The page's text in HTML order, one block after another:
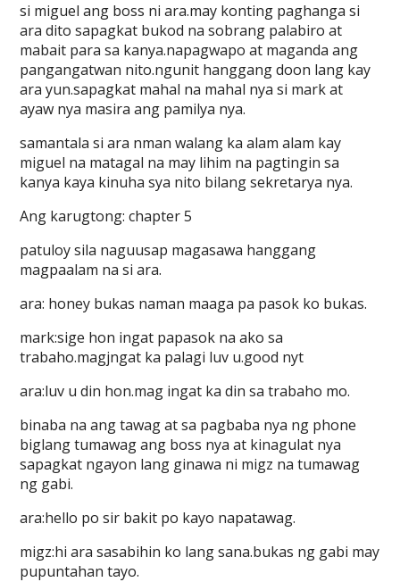
si miguel ang boss ni ara.may konting paghanga si
ara dito sapagkat bukod na sobrang palabiro at
mabait para sa kanya.napagwapo at maganda ang
pangangatwan nito.ngunit hanggang doon lang kay
ara yun.sapagkat mahal na mahal nya si mark at
ayaw nya masira ang pamilya nya.
samantala si ara nman walang ka alam alam kay
miguel na matagal na may lihim na pagtingin sa
kanya kaya kinuha sya nito bilang sekretarya nya.
Ang karugtong: chapter 5
patuloy sila naguusap magasawa hanggang
magpaalam na si ara.
ara: honey bukas naman maaga pa pasok ko bukas.
mark:sige hon ingat papasok na ako sa
trabaho.magjngat ka palagi luv u.good nyt
ara:luv u din hon.mag ingat ka din sa trabaho mo.
binaba na ang tawag at sa pagbaba nya ng phone
biglang tumawag ang boss nya at kinagulat nya
sapagkat ngayon lang ginawa ni migz na tumawag
ng gabi.
ara:hello po sir bakit po kayo napatawag.
migz:hi ara sasabihin ko lang sana.bukas ng gabi may
pupuntahan tayo.